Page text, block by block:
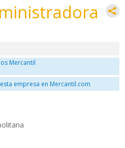
Mercantil
empresa en Mercantil.com